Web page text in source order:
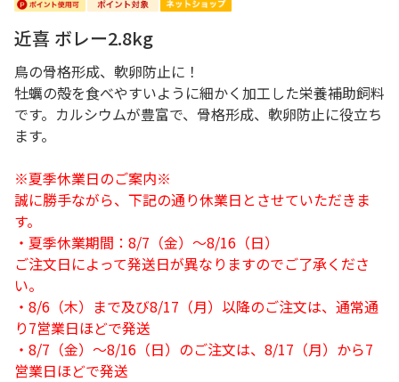
近喜 ボレー2.8kg
鳥の骨格形成、軟卵防止に！
牡蠣の殻を食べやすいように細かく加工した栄養補助飼料
です。カルシウムが豊富で、骨格形成、軟卵防止に役立ち
ます。
※夏季休業日のご案内※
誠に勝手ながら、下記の通り休業日とさせていただきま
す。
・夏季休業期間：8/7（金）～8/16（日）
ご注文日によって発送日が異なりますのでご了承くださ
い。
・8/6（木）まで及び8/17（月）以降のご注文は、通常通
り7営業日ほどで発送
・8/7（金）～8/16（日）のご注文は、8/17（月）から7
営業日ほどで発送